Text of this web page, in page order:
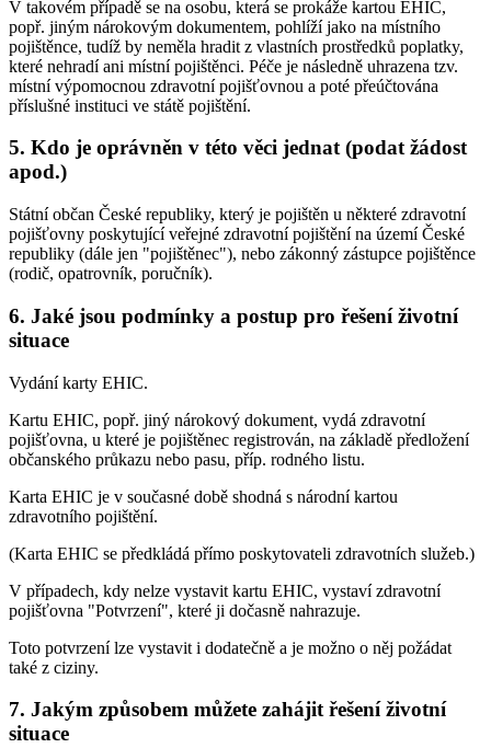
V takovém případě se na osobu, která se prokáže kartou EHIC,
popř. jiným nárokovým dokumentem, pohlíží jako na místního
pojištěnce, tudíž by neměla hradit z vlastních prostředků poplatky,
které nehradí ani místní pojištěnci. Péče je následně uhrazena tzv.
místní výpomocnou zdravotní pojišťovnou a poté přeúčtována
příslušné instituci ve státě pojištění.
5. Kdo je oprávněn v této věci jednat (podat žádost
apod.)
Státní občan České republiky, který je pojištěn u některé zdravotní
pojišťovny poskytující veřejné zdravotní pojištění na území České
republiky (dále jen "pojištěnec"), nebo zákonný zástupce pojištěnce
(rodič, opatrovník, poručník).
6. Jaké jsou podmínky a postup pro řešení životní
situace
Vydání karty EHIC.
Kartu EHIC, popř. jiný nárokový dokument, vydá zdravotní
pojišťovna, u které je pojištěnec registrován, na základě předložení
občanského průkazu nebo pasu, příp. rodného listu.
Karta EHIC je v současné době shodná s národní kartou
zdravotního pojištění.
(Karta EHIC se předkládá přímo poskytovateli zdravotních služeb.)
V případech, kdy nelze vystavit kartu EHIC, vystaví zdravotní
pojišťovna "Potvrzení", které ji dočasně nahrazuje.
Toto potvrzení lze vystavit i dodatečně a je možno o něj požádat
také z ciziny.
7. Jakým způsobem můžete zahájit řešení životní
situace